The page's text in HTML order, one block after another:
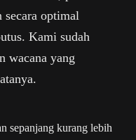
optimal
Kami sudah
wacana yang
sepanjang kurang lebih